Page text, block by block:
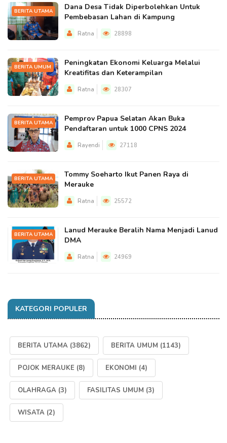
BERITA UTAMA
Dana Desa Tidak Diperbolehkan Untuk
Pembebasan Lahan di Kampung
Ratna 28898
BERITA UMUM
Peningkatan Ekonomi Keluarga Melalui
Kreatifitas dan Keterampilan
Ratna 28307
BERITA UTAMA
Pemprov Papua Selatan Akan Buka
Pendaftaran untuk 1000 CPNS 2024
Rayendi 27118
BERITA UTAMA
Tommy Soeharto Ikut Panen Raya di
Merauke
Ratna 25572
BERITA UTAMA
Lanud Merauke Beralih Nama Menjadi Lanud
DMA
Ratna 24969
KATEGORI POPULER
BERITA UTAMA (3862) BERITA UMUM (1143)
POJOK MERAUKE (8) EKONOMI (4)
OLAHRAGA (3) FASILITAS UMUM (3)
WISATA (2)